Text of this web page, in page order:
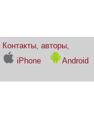
Контакты, авторы,
iPhone
Android